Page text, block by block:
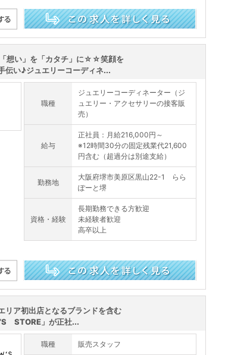
想い」を「カタチ」に☆☆笑顔を
伝い♪ジュエリーコーディネ...
職種
ジュエリーコーディネーター（ジ
ュエリー・アクセサリーの接客販
売）
給与
正社員：月給216,000円～
※12時間30分の固定残業代21,600
円含む（超過分は別途支給）
勤務地
大阪府堺市美原区黒山22-1 らら
ぽーと堺
資格・経験
長期勤務できる方歓迎
未経験者歓迎
高卒以上
リア初出店となるブランドを含む
STORE」が正社...
職種 販売スタッフ